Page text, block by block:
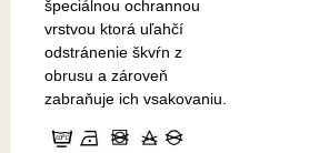
špeciálnou ochrannou
vrstvou ktorá uľahčí
odstránenie škvŕn z
obrusu a zároveň
zabraňuje ich vsakovaniu.